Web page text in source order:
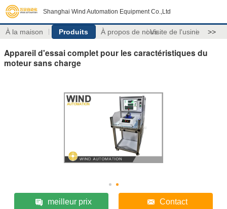
Shanghai Wind Automation Equipment Co.,Ltd
À la maison Produits À propos de nousVisite de l'usine >>
Appareil d'essai complet pour les caractéristiques du
moteur sans charge
meilleur prix Contact